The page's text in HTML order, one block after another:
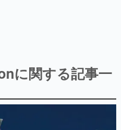
ゲームの魅力を画面や操作の
ていく、硬派で骨太な評論連載
ボス」… ゲームにまつわる言葉
ンピューター文化史研究家・タ
に関する記事一